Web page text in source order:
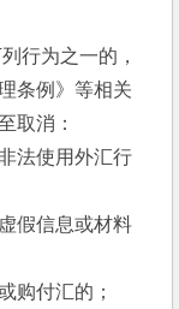
为之一的，
条例》等相关
取消：
使用外汇行
信息或材料
付汇的；